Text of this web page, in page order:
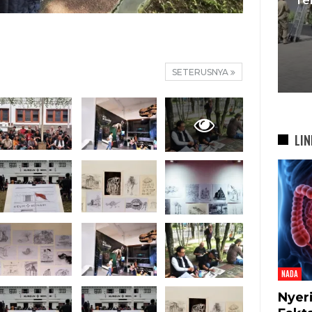
SETERUSNYA
Kepresidenan RI, Tegaskan
5 Agu 2026
NADA